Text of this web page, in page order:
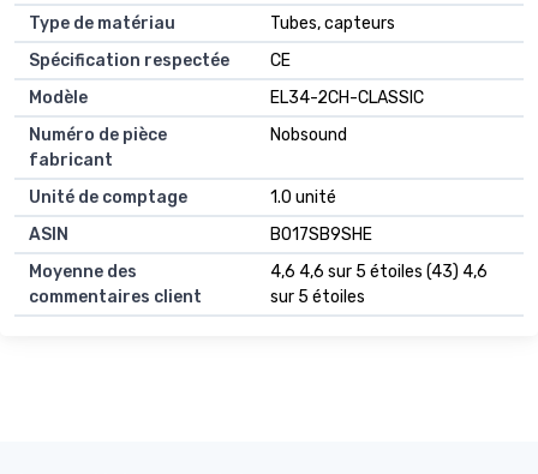
Type de matériau
Tubes, capteurs
Spécification respectée
CE
Modèle
EL34-2CH-CLASSIC
Numéro de pièce
fabricant
Nobsound
Unité de comptage
1.0 unité
ASIN
B017SB9SHE
Moyenne des
commentaires client
4,6 4,6 sur 5 étoiles (43) 4,6
sur 5 étoiles